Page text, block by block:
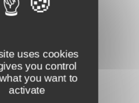
(93),
uses cookies
you control
you want to
activate